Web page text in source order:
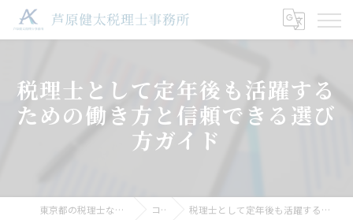
税理士として定年後も活躍する
ための働き方と信頼できる選び
方ガイド
東京都の税理士なら芦原健太税理士事務所 コラム 税理士として定年後も活躍するための働き方と信頼できる選び方ガイド